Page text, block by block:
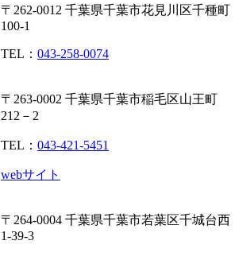
〒262-0012 千葉県千葉市花見川区千種町
100-1
TEL： 043-258-0074
〒263-0002 千葉県千葉市稲毛区山王町
212－2
TEL： 043-421-5451
webサイト
〒264-0004 千葉県千葉市若葉区千城台西
1-39-3